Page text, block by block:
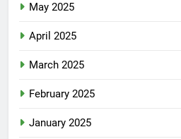
May 2025
April 2025
March 2025
February 2025
January 2025